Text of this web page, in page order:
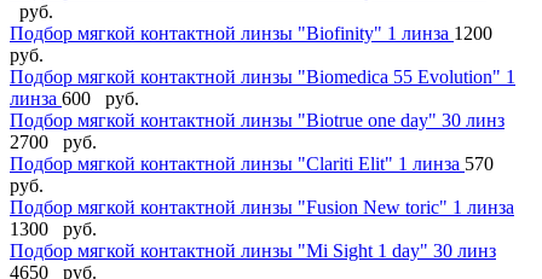
руб.
Подбор мягкой контактной линзы "Biofinity" 1 линза 1200
руб.
Подбор мягкой контактной линзы "Biomedica 55 Evolution" 1
линза 600 руб.
Подбор мягкой контактной линзы "Biotrue one day" 30 линз
2700 руб.
Подбор мягкой контактной линзы "Clariti Elit" 1 линза 570
руб.
Подбор мягкой контактной линзы "Fusion New toric" 1 линза
1300 руб.
Подбор мягкой контактной линзы "Mi Sight 1 day" 30 линз
4650 руб.